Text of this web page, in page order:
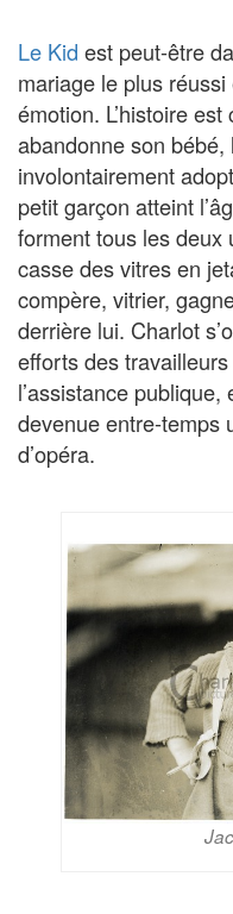
Le Kid est peut-être
mariage le plus
émotion. L’histoire
abandonne son
involontairement
petit garçon atteint
forment tous les deux
casse des vitres en
compère, vitrier,
derrière lui. Charlot
efforts des
l’assistance
devenue entre-temps
d’opéra.